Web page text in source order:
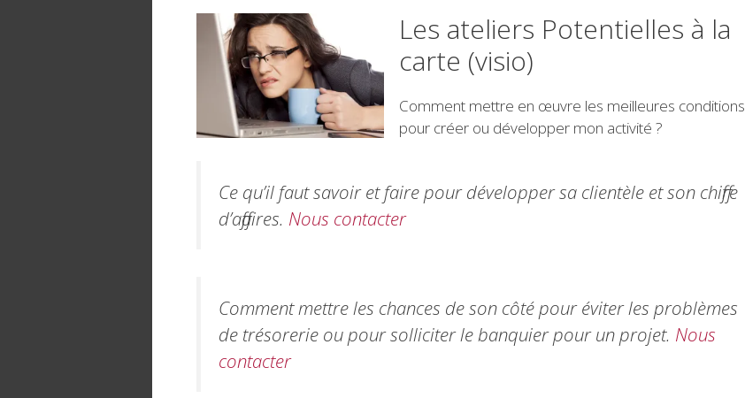
Les ateliers Potentielles à la
carte (visio)
Comment mettre en œuvre les meilleures conditions
pour créer ou développer mon activité ?
Ce qu’il faut savoir et faire pour développer sa clientèle et son chiffre
d’affaires. Nous contacter
Comment mettre les chances de son côté pour éviter les problèmes
de trésorerie ou pour solliciter le banquier pour un projet. Nous
contacter